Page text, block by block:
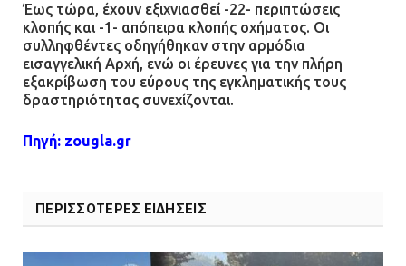
Έως τώρα, έχουν εξιχνιασθεί -22- περιπτώσεις
κλοπής και -1- απόπειρα κλοπής οχήματος. Οι
συλληφθέντες οδηγήθηκαν στην αρμόδια
εισαγγελική Αρχή, ενώ οι έρευνες για την πλήρη
εξακρίβωση του εύρους της εγκληματικής τους
δραστηριότητας συνεχίζονται.
Πηγή: zougla.gr
ΠΕΡΙΣΣΟΤΕΡΕΣ ΕΙΔΗΣΕΙΣ